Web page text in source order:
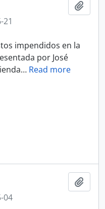
21
impendidos en la
por José
… Read more
04